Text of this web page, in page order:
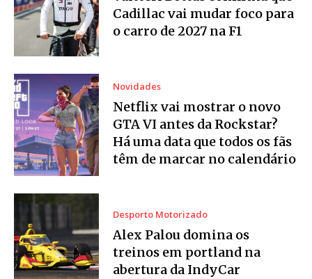
Cadillac vai mudar foco para
o carro de 2027 na F1
Novidades
Netflix vai mostrar o novo
GTA VI antes da Rockstar?
Há uma data que todos os fãs
têm de marcar no calendário
Desporto Motorizado
Alex Palou domina os
treinos em portland na
abertura da IndyCar